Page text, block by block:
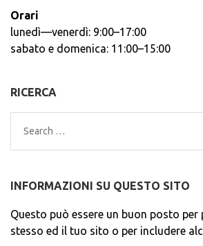
Orari
lunedì—venerdì: 9:00–17:00
sabato e domenica: 11:00–15:00
RICERCA
Search
for:
INFORMAZIONI SU QUESTO SITO
Questo può essere un buon posto per
stesso ed il tuo sito o per includere